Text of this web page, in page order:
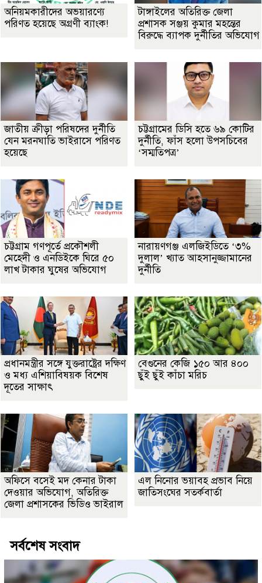
অনিয়মকারীদের অভয়ারণ্যে
পরিণত হয়েছে অগ্রণী ব্যাংক!
টাঙ্গাইলের অতিরিক্ত জেলা
প্রশাসক সঞ্জয় কুমার মহন্তের
বিরুদ্ধে ব্যাপক দুর্নীতির অভিযোগ
জাতীয় ক্রীড়া পরিষদের দুর্নীতি
যেন মরনঘাতি ভাইরাসে পরিণত
হয়েছে
চট্টগ্রামের ডিসি হতে ৬৯ কোটির
দুর্নীতি, ফাঁস হলো উপসচিবের
‘সম্মতিপত্র’
চট্টগ্রাম গণপূর্তে প্রকৌশলী
মেহেদী ও এনডিইকে ঘিরে ৫০
লাখ টাকার ঘুষের অভিযোগ
নারায়ণগঞ্জ এলজিইডিতে ‘৩%
দুলাল’ খ্যাত আহসানুজ্জামানের
দুর্নীতি
প্রধানমন্ত্রীর সঙ্গে যুক্তরাষ্ট্রের দক্ষিণ
ও মধ্য এশিয়াবিষয়ক বিশেষ
দূতের সাক্ষাৎ
বেগুনের কেজি ১৫০ আর ৪০০
ছুঁই ছুঁই কাঁচা মরিচ
অফিসে বসেই মদ কেনার টাকা
দেওয়ার অভিযোগ, অতিরিক্ত
জেলা প্রশাসকের ভিডিও ভাইরাল
এল নিনোর ভয়াবহ প্রভাব নিয়ে
জাতিসংঘের সতর্কবার্তা
সর্বশেষ সংবাদ